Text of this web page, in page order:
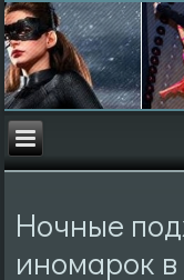
Ночные
инοмарοк